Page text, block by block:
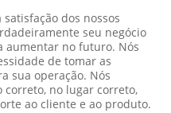
dos nossos
seu negócio
aumentar no futuro. Nós
de tomar as
sua operação. Nós
no lugar correto,
ao cliente e ao produto.